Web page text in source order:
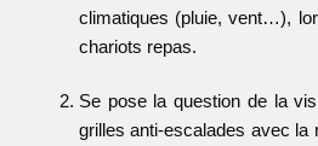
climatiques (pluie, vent…),
chariots repas.
Se pose la question de la
grilles anti-escalades avec la